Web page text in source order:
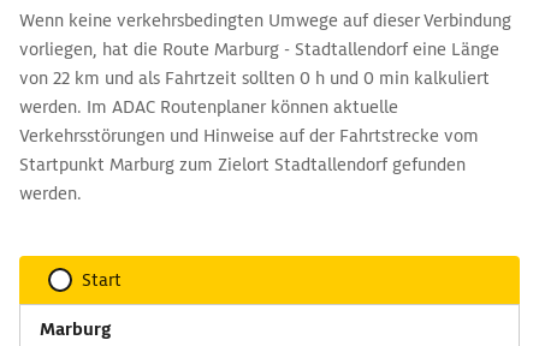
Wenn keine verkehrsbedingten Umwege auf dieser Verbindung
vorliegen, hat die Route Marburg - Stadtallendorf eine Länge
von 22 km und als Fahrtzeit sollten 0 h und 0 min kalkuliert
werden. Im ADAC Routenplaner können aktuelle
Verkehrsstörungen und Hinweise auf der Fahrtstrecke vom
Startpunkt Marburg zum Zielort Stadtallendorf gefunden
werden.
Start
Marburg